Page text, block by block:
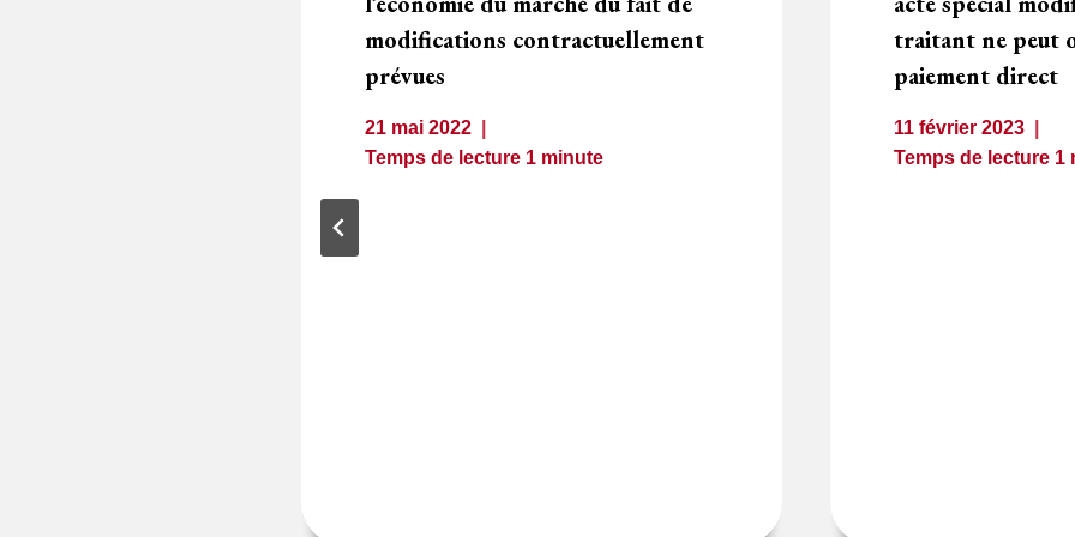
modifications contractuellement
prévues
21 mai 2022
Temps de lecture 1 minute
traitant ne peut
paiement direct
11 février 2023
Temps de lecture 1